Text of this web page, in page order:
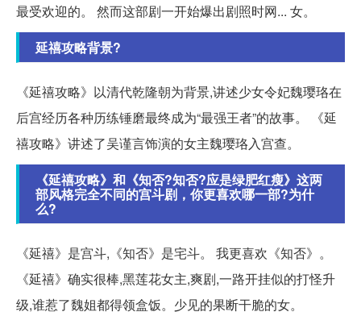
最受欢迎的。 然而这部剧一开始爆出剧照时网... 女。
延禧攻略背景?
《延禧攻略》以清代乾隆朝为背景,讲述少女令妃魏璎珞在
后宫经历各种历练锤磨最终成为“最强王者”的故事。 《延
禧攻略》讲述了吴谨言饰演的女主魏璎珞入宫查。
《延禧攻略》和《知否?知否?应是绿肥红瘦》这两
部风格完全不同的宫斗剧，你更喜欢哪一部?为什
么?
《延禧》是宫斗,《知否》是宅斗。 我更喜欢《知否》。
《延禧》确实很棒,黑莲花女主,爽剧,一路开挂似的打怪升
级,谁惹了魏姐都得领盒饭。少见的果断干脆的女。